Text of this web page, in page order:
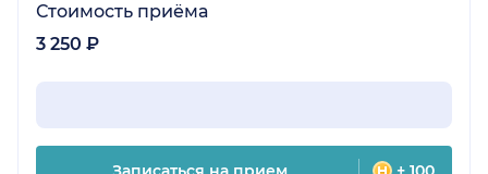
Стоимость приёма
3 250 ₽